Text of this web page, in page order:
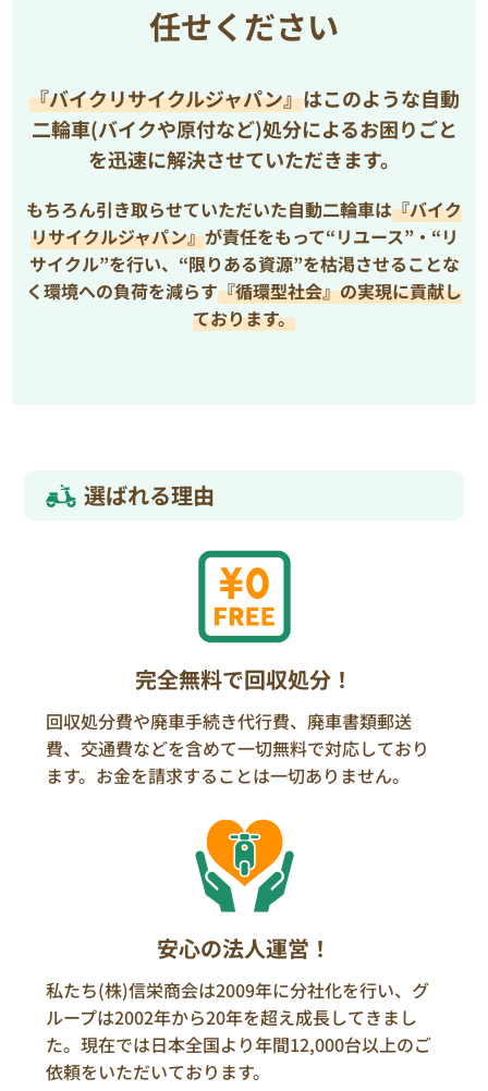
任せください
『バイクリサイクルジャパン』はこのような自動
二輪車(バイクや原付など)処分によるお困りごと
を迅速に解決させていただきます。
もちろん引き取らせていただいた自動二輪車は『バイク
リサイクルジャパン』が責任をもって“リユース”・“リ
サイクル”を行い、 “限りある資源”を枯渇させることな
く環境への負荷を減らす『循環型社会』の実現に貢献し
ております。
選ばれる理由
完全無料で回収処分！
回収処分費や廃車手続き代行費、廃車書類郵送
費、交通費などを含めて一切無料で対応しており
ます。お金を請求することは一切ありません。
安心の法人運営！
私たち(株)信栄商会は2009年に分社化を行い、グ
ループは2002年から20年を超え成長してきまし
た。現在では日本全国より年間12,000台以上のご
依頼をいただいております。